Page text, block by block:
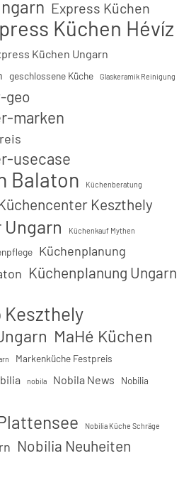
Express Küchen
Küchen Hévíz
Küchen Ungarn
geschlossene Küche Glaskeramik Reinigung
geo
marken
usecase
Balaton Küchenberatung
Keszthely
Küchenkauf Mythen
Küchenplanung
Küchenplanung Ungarn
MaHé Küchen
Markenküche Festpreis
nobila Nobila News Nobilia
Nobilia Küche Schräge
Nobilia Neuheiten